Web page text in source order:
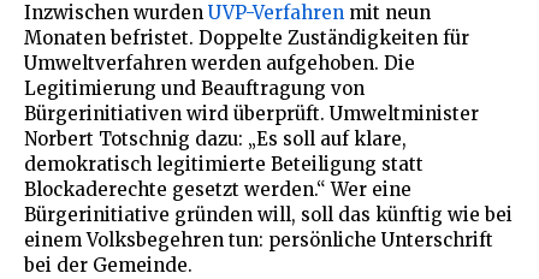
Inzwischen wurden UVP-Verfahren mit neun
Monaten befristet. Doppelte Zuständigkeiten für
Umweltverfahren werden aufgehoben. Die
Legitimierung und Beauftragung von
Bürgerinitiativen wird überprüft. Umweltminister
Norbert Totschnig dazu: „Es soll auf klare,
demokratisch legitimierte Beteiligung statt
Blockaderechte gesetzt werden.“ Wer eine
Bürgerinitiative gründen will, soll das künftig wie bei
einem Volksbegehren tun: persönliche Unterschrift
bei der Gemeinde.